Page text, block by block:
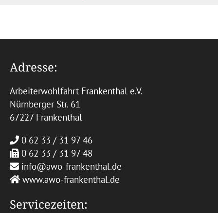
Adresse:
Arbeiterwohlfahrt Frankenthal e.V.
Nürnberger Str. 61
67227 Frankenthal
0 62 33 / 31 97 46
0 62 33 / 31 97 48
info@awo-frankenthal.de
www.awo-frankenthal.de
Servicezeiten: